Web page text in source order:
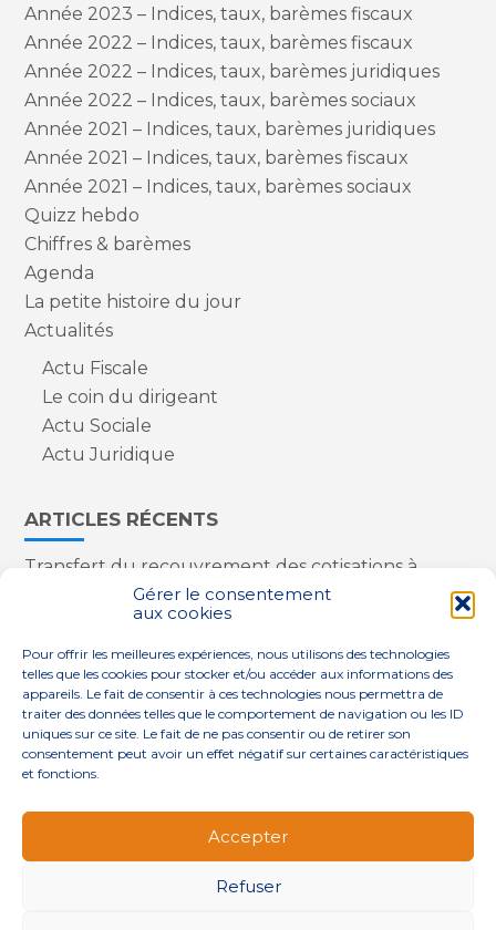
Gérer le consentement
aux cookies
Pour offrir les meilleures expériences, nous utilisons des technologies
telles que les cookies pour stocker et/ou accéder aux informations des
appareils. Le fait de consentir à ces technologies nous permettra de
traiter des données telles que le comportement de navigation ou les ID
uniques sur ce site. Le fait de ne pas consentir ou de retirer son
consentement peut avoir un effet négatif sur certaines caractéristiques
et fonctions.
Accepter
Refuser
Année 2023 – Indices, taux, barèmes fiscaux
Année 2022 – Indices, taux, barèmes fiscaux
Année 2022 – Indices, taux, barèmes juridiques
Année 2022 – Indices, taux, barèmes sociaux
Année 2021 – Indices, taux, barèmes juridiques
Année 2021 – Indices, taux, barèmes fiscaux
Année 2021 – Indices, taux, barèmes sociaux
Quizz hebdo
Chiffres & barèmes
Agenda
La petite histoire du jour
Actualités
Actu Fiscale
Le coin du dirigeant
Actu Sociale
Actu Juridique
ARTICLES RÉCENTS
Transfert du recouvrement des cotisations à
l’Urssaf : des nouveautés
Appareils reconditionnés : annulation de la
Contrôle de la qualité de l’air dans les ERP
Industriels : le point sur les dernières évolutions
réglementaires
Footer QUI SOMMES-NOUS ?
NOS SOLUTIONS
ACTUALITÉS CONTACT